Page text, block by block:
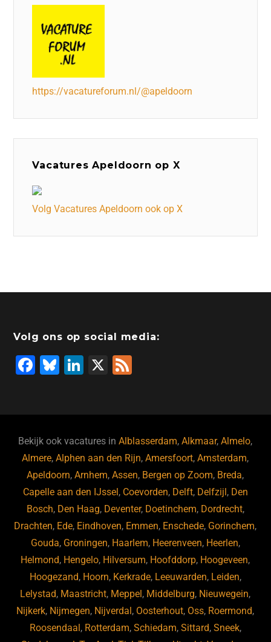
https://vacatureforum.nl/@apeldoorn
Vacatures Apeldoorn op X
Volg Vacatures Apeldoorn ook op X
Volg ons op social media:
F
b
o
o
k
Bl
ky
Li
dI
n
X
Bekijk ook vacatures inAlblasserdam,Alkmaar,Almelo,
Almere,Alphen aan den Rijn,Amersfoort,Amsterdam,
Apeldoorn,Arnhem,Assen, Bergen op Zoom, Breda,
Capelle aan den IJssel, Coevorden, Delft, Delfzijl, Den
Bosch, Den Haag, Deventer, Doetinchem, Dordrecht,
Drachten, Ede, Eindhoven, Emmen, Enschede, Gorinchem,
Gouda, Groningen, Haarlem, Heerenveen, Heerlen,
Helmond, Hengelo, Hilversum, Hoofddorp, Hoogeveen,
Hoogezand, Hoorn, Kerkrade, Leeuwarden, Leiden,
Lelystad, Maastricht, Meppel, Middelburg, Nieuwegein,
Nijkerk, Nijmegen, Nijverdal, Oosterhout, Oss, Roermond,
Roosendaal, Rotterdam, Schiedam, Sittard, Sneek,